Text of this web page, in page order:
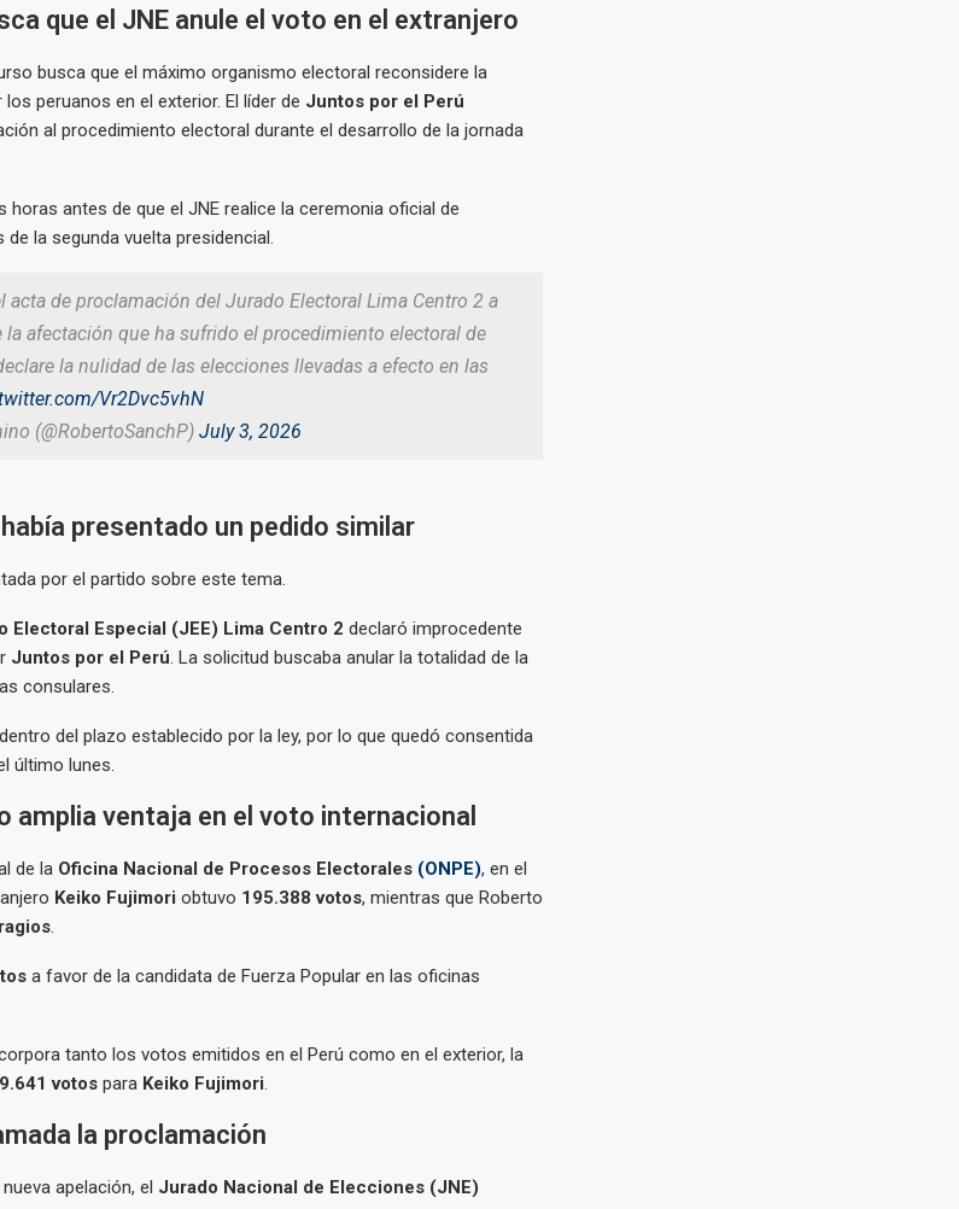
que el JNE anule el voto en el extranjero
busca que el máximo organismo electoral reconsidere la
peruanos en el exterior. El líder de Juntos por el Perú
al procedimiento electoral durante el desarrollo de la jornada
horas antes de que el JNE realice la ceremonia oficial de
la segunda vuelta presidencial.
acta de proclamación del Jurado Electoral Lima Centro 2 a
la afectación que ha sufrido el procedimiento electoral de
la nulidad de las elecciones llevadas a efecto en las
Vr2Dvc5vhN
(@RobertoSanchP) July 3, 2026
presentado un pedido similar
por el partido sobre este tema.
Electoral Especial (JEE) Lima Centro 2 declaró improcedente
Juntos por el Perú. La solicitud buscaba anular la totalidad de la
consulares.
del plazo establecido por la ley, por lo que quedó consentida
último lunes.
amplia ventaja en el voto internacional
de la Oficina Nacional de Procesos Electorales (ONPE), en el
Keiko Fujimori obtuvo 195.388 votos, mientras que Roberto
.
a favor de la candidata de Fuerza Popular en las oficinas
tanto los votos emitidos en el Perú como en el exterior, la
votospara Keiko Fujimori.
la proclamación
apelación, el Jurado Nacional de Elecciones (JNE)